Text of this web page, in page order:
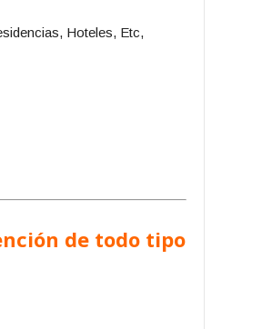
Hoteles, Etc,
de todo tipo